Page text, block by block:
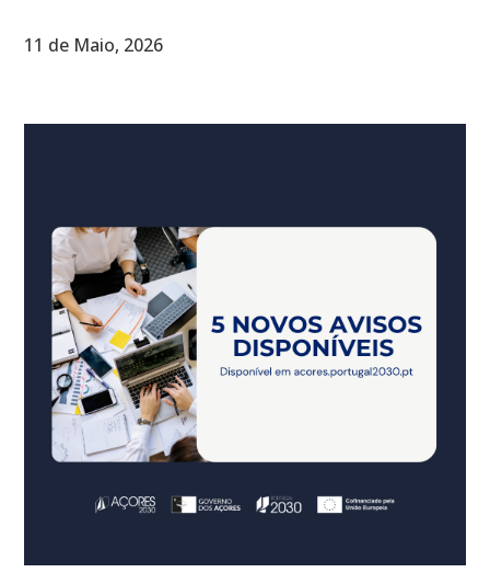
11 de Maio, 2026